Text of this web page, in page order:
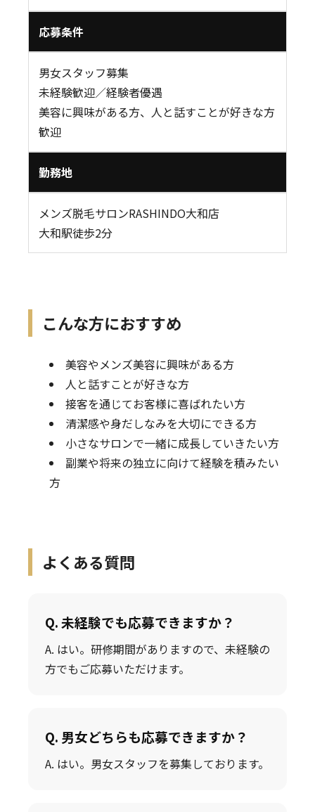
応募条件
男女スタッフ募集
未経験歓迎／経験者優遇
美容に興味がある方、人と話すことが好きな方
歓迎
勤務地
メンズ脱毛サロンRASHINDO大和店
大和駅徒歩2分
こんな方におすすめ
美容やメンズ美容に興味がある方
人と話すことが好きな方
接客を通じてお客様に喜ばれたい方
清潔感や身だしなみを大切にできる方
小さなサロンで一緒に成長していきたい方
副業や将来の独立に向けて経験を積みたい
方
よくある質問
Q. 未経験でも応募できますか？
A. はい。研修期間がありますので、未経験の
方でもご応募いただけます。
Q. 男女どちらも応募できますか？
A. はい。男女スタッフを募集しております。
ご予約はこちら